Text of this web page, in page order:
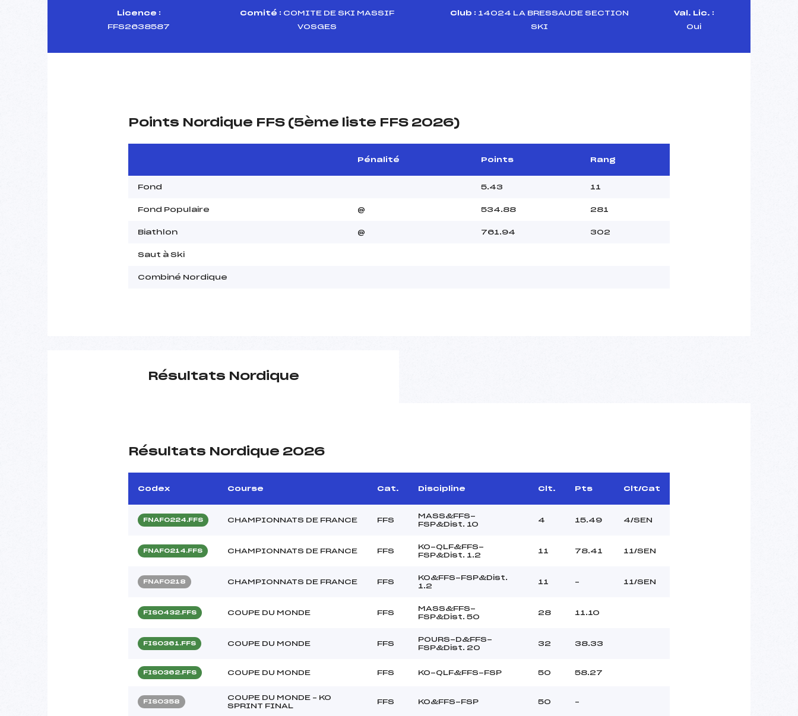
Licence :
FFS2638587
Comité : COMITE DE SKI MASSIF
VOSGES
Club : 14024 LA BRESSAUDE SECTION
SKI
Val. Lic. :
Oui
Points Nordique FFS (5ème liste FFS 2026)
Pénalité Points Rang
Fond 5.43 11
Fond Populaire @ 534.88 281
Biathlon @ 761.94 302
Saut à Ski
Combiné Nordique
Résultats Nordique
Résultats Nordique 2026
Codex Course Cat. Discipline Clt. Pts Clt/Cat
FNAF0224.FFS CHAMPIONNATS DE FRANCE FFS
MASS&FFS-
FSP&Dist. 10
4 15.49 4/SEN
FNAF0214.FFS CHAMPIONNATS DE FRANCE FFS
KO-QLF&FFS-
FSP&Dist. 1.2
11 78.41 11/SEN
FNAF0218 CHAMPIONNATS DE FRANCE FFS
KO&FFS-FSP&Dist.
1.2
11 – 11/SEN
FIS0432.FFS COUPE DU MONDE FFS
MASS&FFS-
FSP&Dist. 50
28 11.10
FIS0361.FFS COUPE DU MONDE FFS
POURS-D&FFS-
FSP&Dist. 20
32 38.33
FIS0362.FFS COUPE DU MONDE FFS KO-QLF&FFS-FSP 50 58.27
FIS0358
COUPE DU MONDE – KO
SPRINT FINAL
FFS KO&FFS-FSP 50 –